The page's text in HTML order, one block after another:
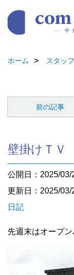
ホーム スタッ
前の記事
壁掛けＴＶ
公開日：2025/03/
更新日：2025/03/
日記
先週末はオープ